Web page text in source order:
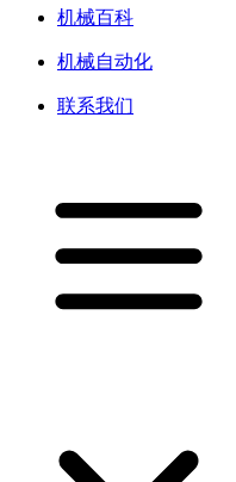
机械百科
机械自动化
联系我们